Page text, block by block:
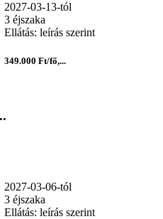
2027-03-13-tól
3 éjszaka
Ellátás: leírás szerint
349.000 Ft/fő,...
2027-03-06-tól
3 éjszaka
Ellátás: leírás szerint